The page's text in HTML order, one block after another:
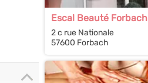
Escal Beauté Forbach
2 c rue Nationale
57600 Forbach